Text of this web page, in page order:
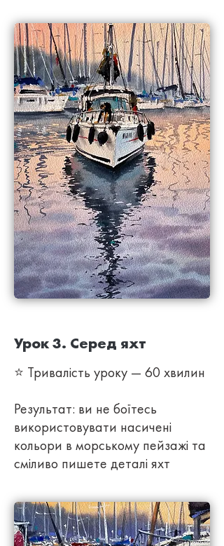
Урок 3. Серед яхт
⭐ Тривалість уроку — 60 хвилин
Результат: ви не боїтесь
використовувати насичені
кольори в морському пейзажі та
сміливо пишете деталі яхт